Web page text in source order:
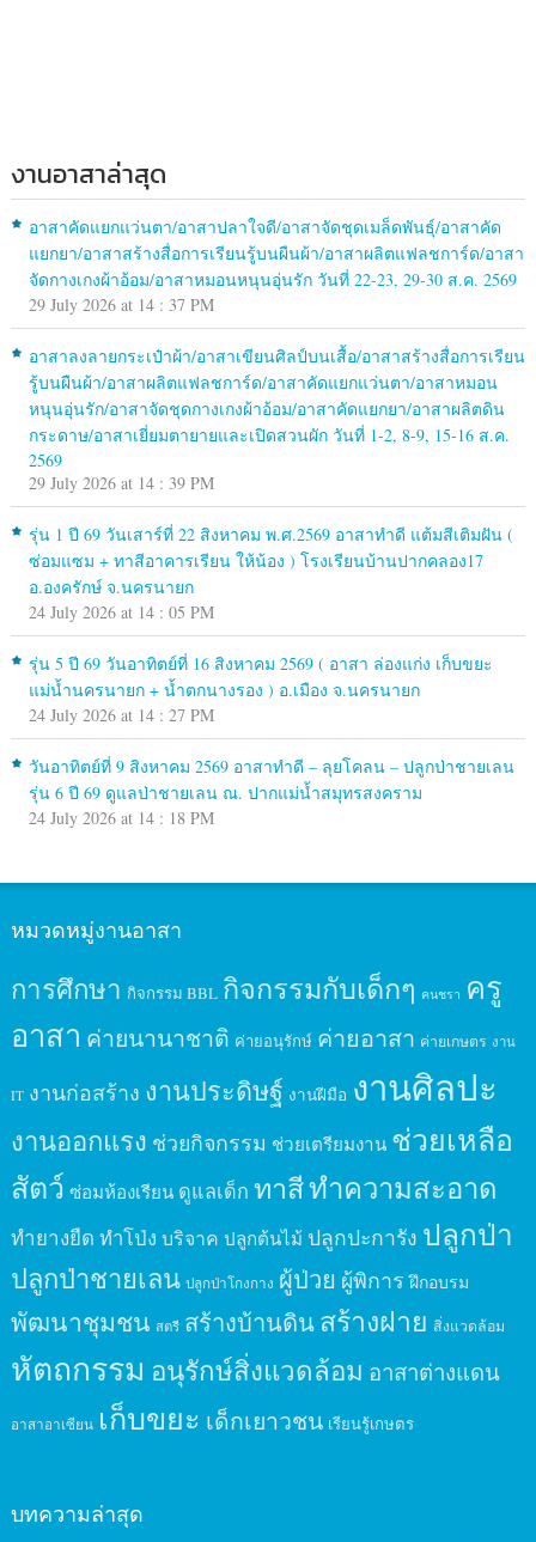
งานอาสาล่าสุด
อาสาคัดแยกแว่นตา/อาสาปลาใจดี/อาสาจัดชุดเมล็ดพันธุ์/อาสาคัด
แยกยา/อาสาสร้างสื่อการเรียนรู้บนผืนผ้า/อาสาผลิตแฟลชการ์ด/อาสา
จัดกางเกงผ้าอ้อม/อาสาหมอนหนุนอุ่นรัก วันที่ 22-23, 29-30 ส.ค. 2569
29 July 2026 at 14 : 37 PM
อาสาลงลายกระเป๋าผ้า/อาสาเขียนศิลป์บนเสื้อ/อาสาสร้างสื่อการเรียน
รู้บนผืนผ้า/อาสาผลิตแฟลชการ์ด/อาสาคัดแยกแว่นตา/อาสาหมอน
หนุนอุ่นรัก/อาสาจัดชุดกางเกงผ้าอ้อม/อาสาคัดแยกยา/อาสาผลิตดิน
กระดาษ/อาสาเยี่ยมตายายและเปิดสวนผัก วันที่ 1-2, 8-9, 15-16 ส.ค.
2569
29 July 2026 at 14 : 39 PM
รุ่น 1 ปี 69 วันเสาร์ที่ 22 สิงหาคม พ.ศ.2569 อาสาทำดี แต้มสีเติมฝัน (
ซ่อมแซม + ทาสีอาคารเรียน ให้น้อง ) โรงเรียนบ้านปากคลอง17
อ.องครักษ์ จ.นครนายก
24 July 2026 at 14 : 05 PM
รุ่น 5 ปี 69 วันอาทิตย์ที่ 16 สิงหาคม 2569 ( อาสา ล่องแก่ง เก็บขยะ
แม่น้ำนครนายก + น้ำตกนางรอง ) อ.เมือง จ.นครนายก
24 July 2026 at 14 : 27 PM
วันอาทิตย์ที่ 9 สิงหาคม 2569 อาสาทำดี – ลุยโคลน – ปลูกป่าชายเลน
รุ่น 6 ปี 69 ดูแลป่าชายเลน ณ. ปากแม่น้ำสมุทรสงคราม
24 July 2026 at 14 : 18 PM
หมวดหมู่งานอาสา
การศึกษา กิจกรรม BBL กิจกรรมกับเด็กๆ คนชรา ครู
อาสา ค่ายนานาชาติ ค่ายอนุรักษ์ ค่ายอาสา ค่ายเกษตร งาน
IT งานก่อสร้าง งานประดิษฐ์ งานฝีมือ งานศิลปะ
งานออกแรง ช่วยกิจกรรม ช่วยเตรียมงาน ช่วยเหลือ
สัตว์ ซ่อมห้องเรียน ดูแลเด็ก ทาสีทำความสะอาด
ทำยางยืด ทำโป่ง บริจาค ปลูกต้นไม้ ปลูกปะการัง ปลูกป่า
ปลูกป่าชายเลน ปลูกป่าโกงกาง ผู้ป่วย ผู้พิการ ฝึกอบรม
พัฒนาชุมชน สตรี สร้างบ้านดินสร้างฝาย สิ่งแวดล้อม
หัตถกรรม อนุรักษ์สิ่งแวดล้อม อาสาต่างแดน
อาสาอาเซียน เก็บขยะ เด็กเยาวชน เรียนรู้เกษตร
บทความล่าสุด